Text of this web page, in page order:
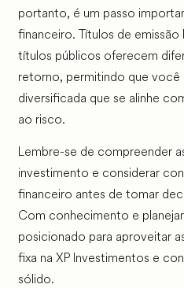
portanto, é um passo
financeiro. Títulos de
títulos públicos oferecem
retorno, permitindo que você
diversificada que se alinhe
ao risco.
Lembre-se de compreender
investimento e considerar
financeiro antes de tomar
Com conhecimento e
posicionado para aproveitar
fixa na XP Investimentos e
sólido.